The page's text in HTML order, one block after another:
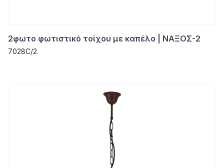
2φωτο φωτιστικό τοίχου με καπέλο | ΝΑΞΟΣ-2
7028C/2